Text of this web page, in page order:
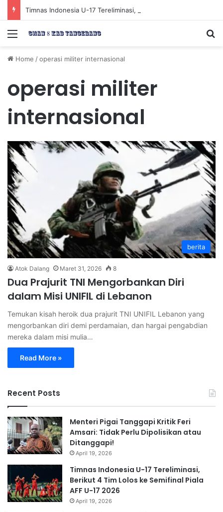
Menu
Home /operasi militer internasional
operasi militer
internasional
berita
Atok Dalang Maret 31, 2026 8
Dua Prajurit TNI Mengorbankan Diri
dalam Misi UNIFIL di Lebanon
Temukan kisah heroik dua prajurit TNI UNIFIL Lebanon yang
mengorbankan diri demi perdamaian, dan hargai pengabdian
mereka dalam misi mulia…
Read More »
Recent Posts
Menteri Pigai Tanggapi Kritik Feri
Amsari: Tidak Perlu Dipolisikan atau
Ditanggapi!
April 19, 2026
Timnas Indonesia U-17 Tereliminasi,
Berikut 4 Tim Lolos ke Semifinal Piala
AFF U-17 2026
April 19, 2026